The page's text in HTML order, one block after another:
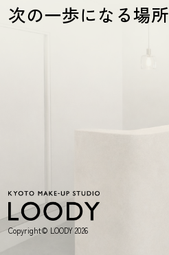
次の一歩になる場所
Copyright© LOODY 2026